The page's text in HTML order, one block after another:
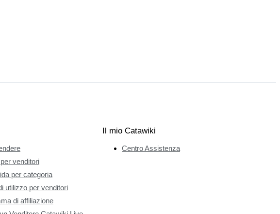
venditori
per categoria
utilizzo per venditori
di affiliazione
Il mio Catawiki
Centro Assistenza